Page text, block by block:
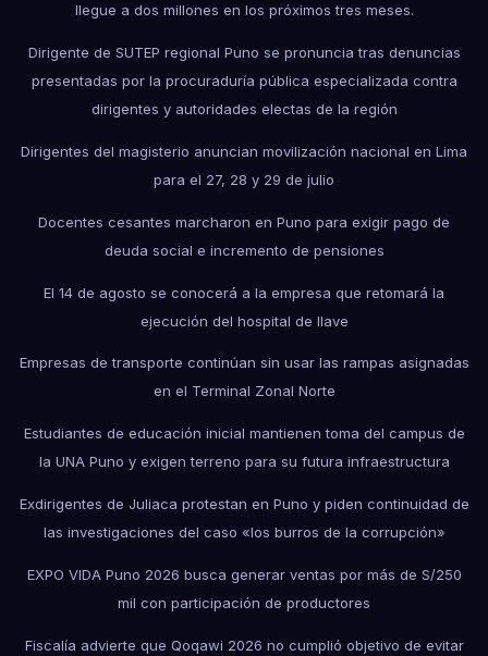
llegue a dos millones en los próximos tres meses.
Dirigente de SUTEP regional Puno se pronuncia tras denuncias
presentadas por la procuraduría pública especializada contra
dirigentes y autoridades electas de la región
Dirigentes del magisterio anuncian movilización nacional en Lima
para el 27, 28 y 29 de julio
Docentes cesantes marcharon en Puno para exigir pago de
deuda social e incremento de pensiones
El 14 de agosto se conocerá a la empresa que retomará la
ejecución del hospital de Ilave
Empresas de transporte continúan sin usar las rampas asignadas
en el Terminal Zonal Norte
Estudiantes de educación inicial mantienen toma del campus de
la UNA Puno y exigen terreno para su futura infraestructura
Exdirigentes de Juliaca protestan en Puno y piden continuidad de
las investigaciones del caso «los burros de la corrupción»
EXPO VIDA Puno 2026 busca generar ventas por más de S/250
mil con participación de productores
Fiscalía advierte que Qoqawi 2026 no cumplió objetivo de evitar